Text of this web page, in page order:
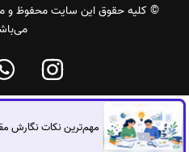
© کلیه حقوق این سایت محفوظ و
مهم‌ترین نکات نگارش